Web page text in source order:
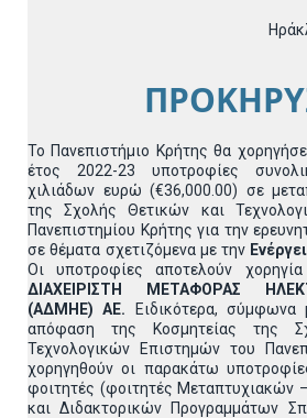
Το Πανεπιστήμιο Κρήτης θα
έτος 2022-23 υποτροφίες
χιλιάδων ευρώ (€36,000.00) σε
της Σχολής Θετικών και
Πανεπιστημίου Κρήτης για την
σε θέματα σχετιζόμενα με την
Οι υποτροφίες αποτελούν
ΔΙΑΧΕΙΡΙΣΤΗ ΜΕΤΑΦΟΡΑΣ
(ΑΔΜΗΕ) ΑΕ. Ειδικότερα,
απόφαση της Κοσμητείας της
Τεχνολογικών Επιστημών του
χορηγηθούν οι παρακάτω
φοιτητές (φοιτητές Μεταπτυχιακών
και Διδακτορικών Προγραμμάτων